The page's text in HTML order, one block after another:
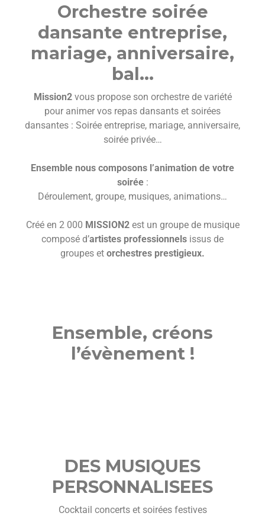
Orchestre soirée
dansante entreprise,
mariage, anniversaire,
bal…
Mission2vous propose son orchestre de variété
pour animer vos repas dansants et soirées
dansantes : Soirée entreprise, mariage, anniversaire,
soirée privée…
Ensemble nous composons l’animation de votre
soirée:
Déroulement, groupe, musiques, animations…
Créé en 2 000 MISSION2est un groupe de musique
composé d’artistes professionnels issus de
groupes et orchestres prestigieux.
Ensemble, créons
l’évènement !
DES MUSIQUES
PERSONNALISEES
Cocktail concerts et soirées festives